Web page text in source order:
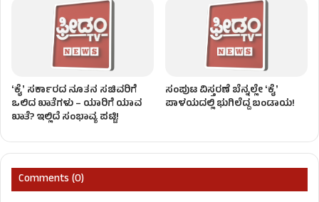
ʻಕೈʼ ಸರ್ಕಾರದ ನೂತನ ಸಚಿವರಿಗೆ
ಒಲಿದ ಖಾತೆಗಳು – ಯಾರಿಗೆ ಯಾವ
ಖಾತೆ? ಇಲ್ಲಿದೆ ಸಂಭಾವ್ಯ ಪಟ್ಟಿ!
ಸಂಪುಟ ವಿಸ್ತರಣೆ ಬೆನ್ನಲ್ಲೇ ʻಕೈʼ
ಪಾಳಯದಲ್ಲಿ ಭುಗಿಲೆದ್ದ ಬಂಡಾಯ!
Comments (0)